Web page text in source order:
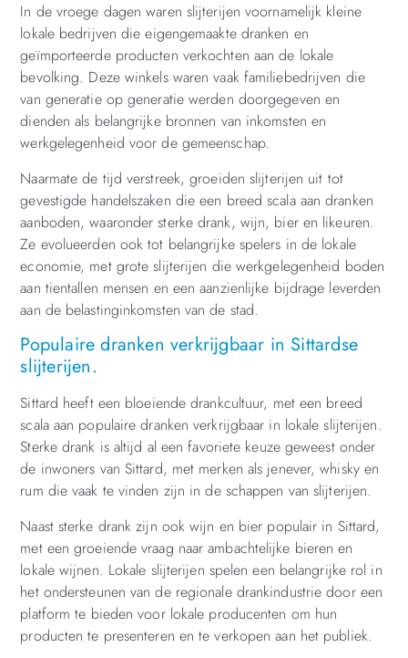
In de vroege dagen waren slijterijen voornamelijk kleine
lokale bedrijven die eigengemaakte dranken en
geïmporteerde producten verkochten aan de lokale
bevolking. Deze winkels waren vaak familiebedrijven die
van generatie op generatie werden doorgegeven en
dienden als belangrijke bronnen van inkomsten en
werkgelegenheid voor de gemeenschap.
Naarmate de tijd verstreek, groeiden slijterijen uit tot
gevestigde handelszaken die een breed scala aan dranken
aanboden, waaronder sterke drank, wijn, bier en likeuren.
Ze evolueerden ook tot belangrijke spelers in de lokale
economie, met grote slijterijen die werkgelegenheid boden
aan tientallen mensen en een aanzienlijke bijdrage leverden
aan de belastinginkomsten van de stad.
Populaire dranken verkrijgbaar in Sittardse
slijterijen.
Sittard heeft een bloeiende drankcultuur, met een breed
scala aan populaire dranken verkrijgbaar in lokale slijterijen.
Sterke drank is altijd al een favoriete keuze geweest onder
de inwoners van Sittard, met merken als jenever, whisky en
rum die vaak te vinden zijn in de schappen van slijterijen.
Naast sterke drank zijn ook wijn en bier populair in Sittard,
met een groeiende vraag naar ambachtelijke bieren en
lokale wijnen. Lokale slijterijen spelen een belangrijke rol in
het ondersteunen van de regionale drankindustrie door een
platform te bieden voor lokale producenten om hun
producten te presenteren en te verkopen aan het publiek.